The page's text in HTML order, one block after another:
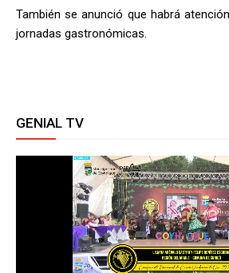
También se anunció que habrá
jornadas gastronómicas.
GENIAL TV